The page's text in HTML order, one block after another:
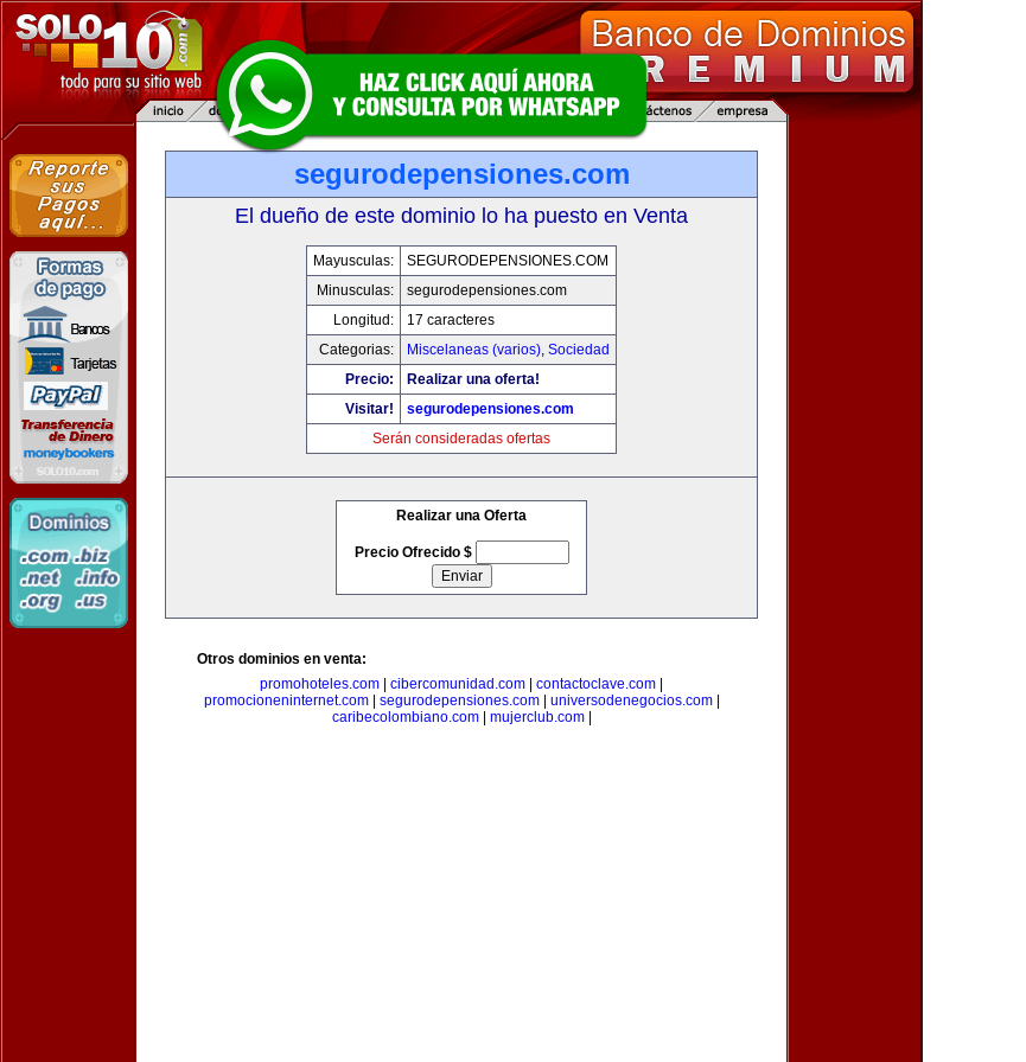
segurodepensiones.com
El dueño de este dominio lo ha puesto en Venta
Mayusculas:
SEGURODEPENSIONES.COM
Minusculas:
segurodepensiones.com
Longitud:
17 caracteres
Categorias:
Miscelaneas (varios), Sociedad
Precio:
Realizar una oferta!
Visitar!
segurodepensiones.com
Serán consideradas ofertas
Realizar una Oferta
Precio Ofrecido $
Otros dominios en venta:
promohoteles.com
cibercomunidad.com contactoclave.com
promocioneninternet.com| segurodepensiones.com| universodenegocios.com|
caribecolombiano.com| mujerclub.com|